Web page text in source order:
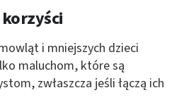
i mniejszych dzieci
maluchom, które są
zwłaszcza jeśli łączą ich